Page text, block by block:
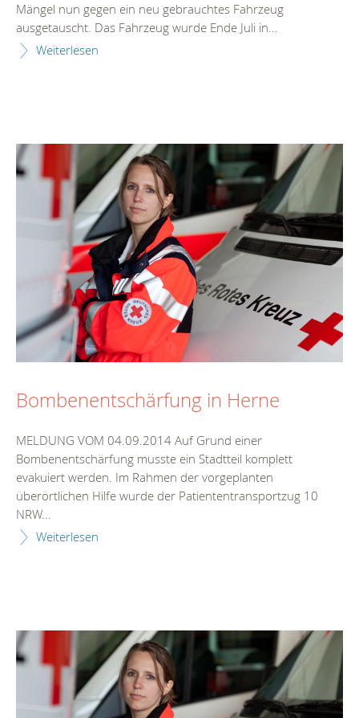
Mängel nun gegen ein neu gebrauchtes Fahrzeug
ausgetauscht. Das Fahrzeug wurde Ende Juli in...
Weiterlesen
Bombenentschärfung in Herne
MELDUNG VOM 04.09.2014 Auf Grund einer
Bombenentschärfung musste ein Stadtteil komplett
evakuiert werden. Im Rahmen der vorgeplanten
überörtlichen Hilfe wurde der Patiententransportzug 10
NRW...
Weiterlesen